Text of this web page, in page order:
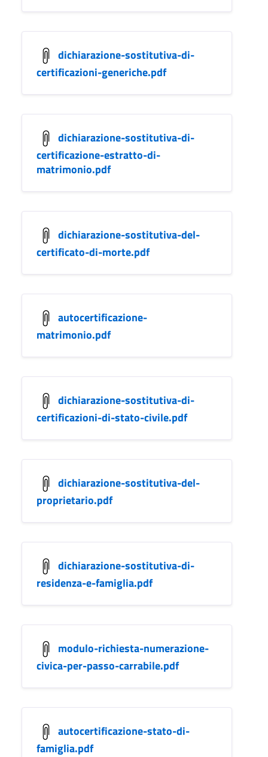
dichiarazione-sostitutiva-di-
certificazioni-generiche.pdf
dichiarazione-sostitutiva-di-
certificazione-estratto-di-
matrimonio.pdf
dichiarazione-sostitutiva-del-
certificato-di-morte.pdf
autocertificazione-
matrimonio.pdf
dichiarazione-sostitutiva-di-
certificazioni-di-stato-civile.pdf
dichiarazione-sostitutiva-del-
proprietario.pdf
dichiarazione-sostitutiva-di-
residenza-e-famiglia.pdf
modulo-richiesta-numerazione-
civica-per-passo-carrabile.pdf
autocertificazione-stato-di-
famiglia.pdf